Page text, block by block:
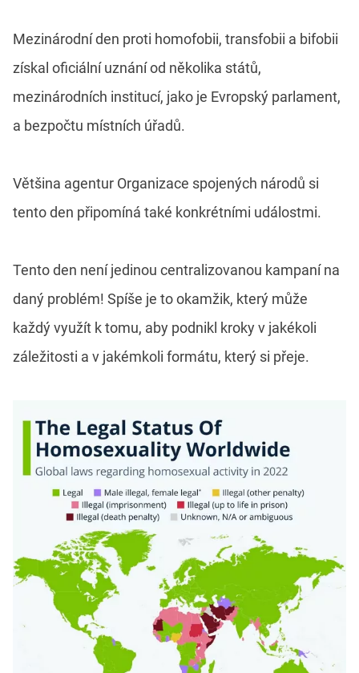
Mezinárodní den proti homofobii, transfobii a bifobii
získal oficiální uznání od několika států,
mezinárodních institucí, jako je Evropský parlament,
a bezpočtu místních úřadů.
Většina agentur Organizace spojených národů si
tento den připomíná také konkrétními událostmi.
Tento den není jedinou centralizovanou kampaní na
daný problém! Spíše je to okamžik, který může
každý využít k tomu, aby podnikl kroky v jakékoli
záležitosti a v jakémkoli formátu, který si přeje.